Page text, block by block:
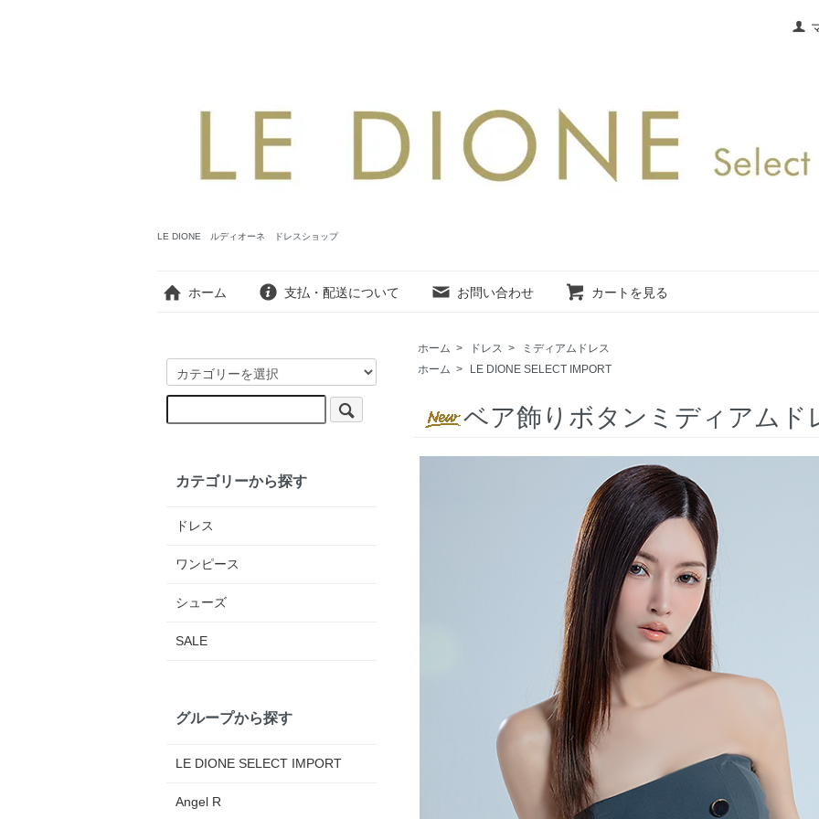
LE DIONE ルディオーネ ドレスショップ
ホーム 支払・配送について お問い合わせ カートを見る
ホーム > ドレス >
ミディアムドレス
ホーム > LE DIONE SELECT IMPORT
ベア飾りボタンミディアムド
カテゴリーから探す
ドレス
ワンピース
シューズ
SALE
グループから探す
LE DIONE SELECT IMPORT
Angel R